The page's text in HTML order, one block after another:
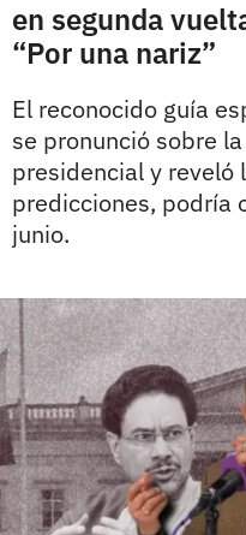
en segunda
“Por una nariz”
El reconocido guía
se pronunció sobre
presidencial y reveló
predicciones, podría
junio.